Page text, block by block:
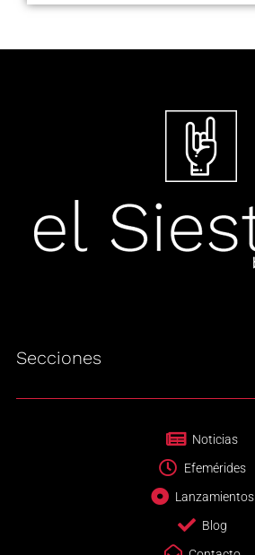
Secciones
Noticias
Efemérides
Lanzamientos
Blog